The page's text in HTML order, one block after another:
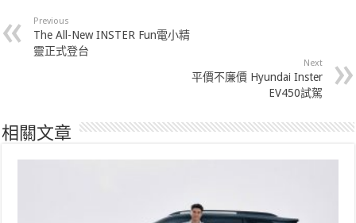
Previous
The All-New INSTER Fun電小精
靈正式登台
Next
平價不廉價 Hyundai Inster
EV450試駕
相關文章